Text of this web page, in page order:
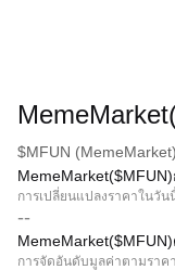
$MFUN
การเปลี่ยนแปลงราคาในวัน
--
การจัดอันดับมูลค่าตามราค